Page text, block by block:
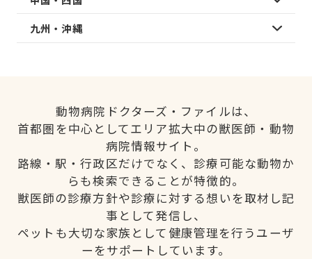
九州・沖縄
動物病院ドクターズ・ファイルは、
首都圏を中心としてエリア拡大中の獣医師・動物
病院情報サイト。
路線・駅・行政区だけでなく、診療可能な動物か
らも検索できることが特徴的。
獣医師の診療方針や診療に対する想いを取材し記
事として発信し、
ペットも大切な家族として健康管理を行うユーザ
ーをサポートしています。